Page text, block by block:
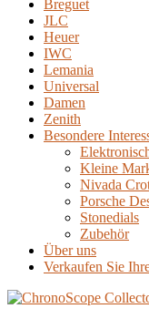
Breguet
JLC
Heuer
IWC
Lemania
Universal
Damen
Zenith
Besondere
Kleine
Nivada
Porsche
Stonedials
Zubehör
Über uns
Verkaufen Sie